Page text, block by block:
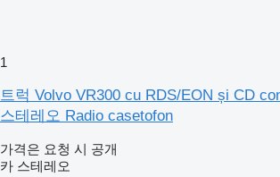
1
트럭 Volvo VR300 cu RDS/EON și CD
스테레오 Radio casetofon
가격은 요청 시 공개
카 스테레오